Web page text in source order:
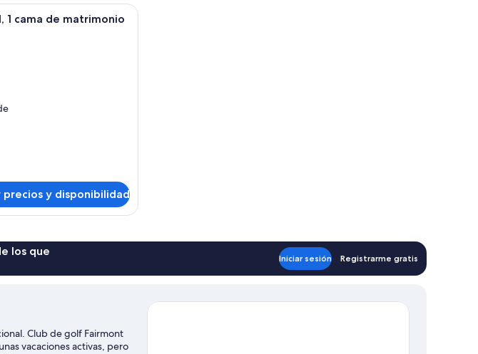
chimenea.
Una sala de estar con chimenea, un sofá, un sillón y una mesita de centro.
1 cama de matrimonio
precios y disponibilidad
los que
Iniciar sesión Registrarme gratis
Club de golf Fairmont
vacaciones activas, pero